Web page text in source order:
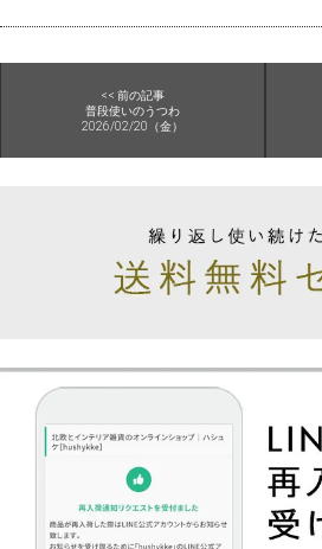
<< 前の記事
普段使いのうつわ
2026/02/20（金）